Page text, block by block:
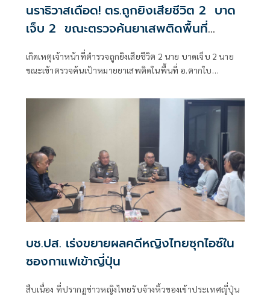
นราธิวาสเดือด! ตร.ถูกยิงเสียชีวิต 2 บาด
เจ็บ 2 ขณะตรวจค้นยาเสพติดพื้นที่
เกิดเหตุเจ้าหน้าที่ตำรวจถูกยิงเสียชีวิต 2 นาย บาดเจ็บ 2 นาย
ขณะเข้าตรวจค้นเป้าหมายยาเสพติดในพื้นที่ อ.ตากใบ
บช.ปส. เร่งขยายผลคดีหญิงไทยซุกไอซ์ใน
ซองกาแฟเข้าญี่ปุ่น
สืบเนื่อง ที่ปรากฏข่าวหญิงไทยรับจ้างหิ้วของเข้าประเทศญี่ปุ่น